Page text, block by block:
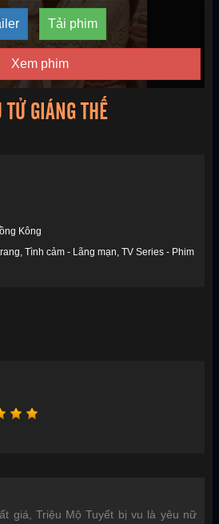
Tải phim
Xem phim
TỬ GIÁNG THẾ
Kông
Tình cảm - Lãng mạn TV Series - Phim
giá, Triệu Mộ Tuyết bị vu là yêu nữ